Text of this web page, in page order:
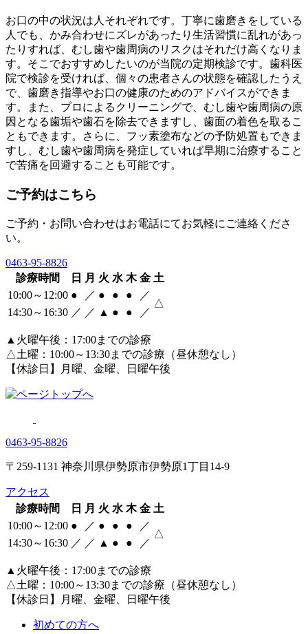
お口の中の状況は人それぞれです。丁寧に歯磨きをしている
人でも、かみ合わせにズレがあったり生活習慣に乱れがあっ
たりすれば、むし歯や歯周病のリスクはそれだけ高くなりま
す。そこでおすすめしたいのが当院の定期検診です。歯科医
院で検診を受ければ、個々の患者さんの状態を確認したうえ
で、歯磨き指導やお口の健康のためのアドバイスができま
す。また、プロによるクリーニングで、むし歯や歯周病の原
因となる歯垢や歯石を除去できますし、歯面の着色を取るこ
ともできます。さらに、フッ素塗布などの予防処置もできま
すし、むし歯や歯周病を発症していれば早期に治療すること
で苦痛を回避することも可能です。
ご予約はこちら
ご予約・お問い合わせはお電話にてお気軽にご連絡くださ
い。
0463‐95‐8826
診療時間
日 月 火 水 木 金 土
10:00～12:00 ● ／ ● ● ● ／
△
14:30～16:30 ／ ／ ▲ ● ● ／
▲火曜午後：17:00までの診療
△土曜：10:00～13:30までの診療（昼休憩なし）
【休診日】月曜、金曜、日曜午後
0463‐95‐8826
〒259-1131 神奈川県伊勢原市伊勢原1丁目14-9
アクセス
診療時間
日 月 火 水 木 金 土
10:00～12:00 ● ／ ● ● ● ／
△
14:30～16:30 ／ ／ ▲ ● ● ／
▲火曜午後：17:00までの診療
△土曜：10:00～13:30までの診療（昼休憩なし）
【休診日】月曜、金曜、日曜午後
初めての方へ